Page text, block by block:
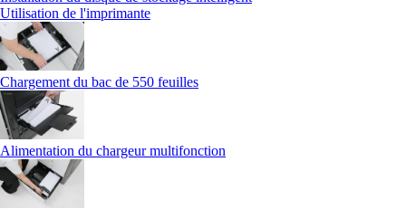
Utilisation de l'imprimante
Chargement du bac de 550 feuilles
Alimentation du chargeur multifonction